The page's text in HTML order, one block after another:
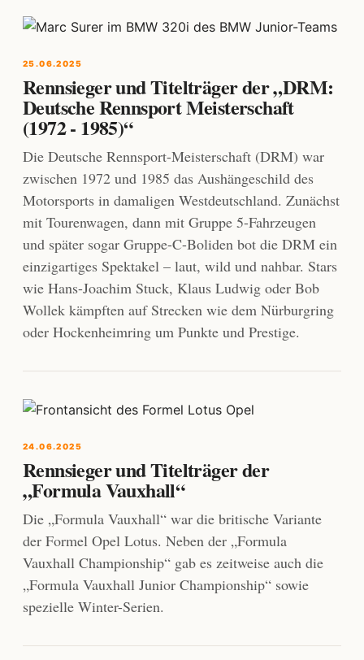
25.06.2025
Rennsieger und Titelträger der „DRM:
Deutsche Rennsport Meisterschaft
(1972 - 1985)“
Die Deutsche Rennsport-Meisterschaft (DRM) war
zwischen 1972 und 1985 das Aushängeschild des
Motorsports in damaligen Westdeutschland. Zunächst
mit Tourenwagen, dann mit Gruppe 5-Fahrzeugen
und später sogar Gruppe-C-Boliden bot die DRM ein
einzigartiges Spektakel – laut, wild und nahbar. Stars
wie Hans-Joachim Stuck, Klaus Ludwig oder Bob
Wollek kämpften auf Strecken wie dem Nürburgring
oder Hockenheimring um Punkte und Prestige.
24.06.2025
Rennsieger und Titelträger der
„Formula Vauxhall“
Die „Formula Vauxhall“ war die britische Variante
der Formel Opel Lotus. Neben der „Formula
Vauxhall Championship“ gab es zeitweise auch die
„Formula Vauxhall Junior Championship“ sowie
spezielle Winter-Serien.